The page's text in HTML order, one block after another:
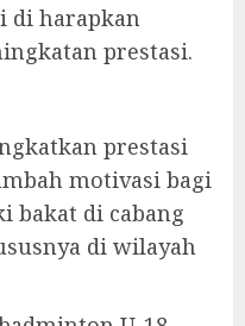
di harapkan
prestasi.
prestasi
motivasi bagi
bakat di cabang
di wilayah